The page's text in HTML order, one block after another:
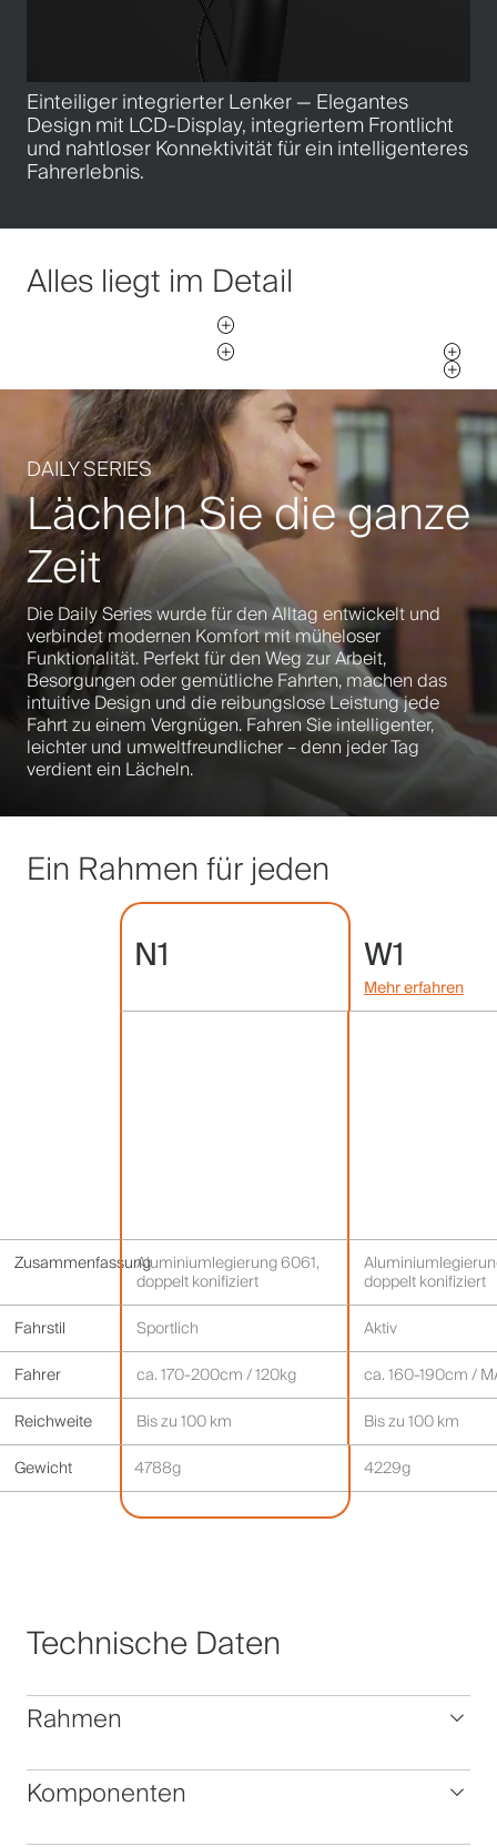
Einteiliger integrierter Lenker — Elegantes
Design mit LCD-Display, integriertem Frontlicht
und nahtloser Konnektivität für ein intelligenteres
Fahrerlebnis.
Alles liegt im Detail
DAILY SERIES
Lächeln Sie die ganze
Zeit
Die Daily Series wurde für den Alltag entwickelt und
verbindet modernen Komfort mit müheloser
Funktionalität. Perfekt für den Weg zur Arbeit,
Besorgungen oder gemütliche Fahrten, machen das
intuitive Design und die reibungslose Leistung jede
Fahrt zu einem Vergnügen. Fahren Sie intelligenter,
leichter und umweltfreundlicher – denn jeder Tag
verdient ein Lächeln.
Ein Rahmen für jeden
N1
W1
Mehr erfahren
ZusammenfassungAluminiumlegierung 6061,
doppelt konifiziert
doppelt konifiziert
Fahrstil
Sportlich
Aktiv
Fahrer
ca. 170-200cm / 120kg
ca. 160-190cm /
Reichweite
Bis zu 100 km
Bis zu 100 km
Gewicht
4788g 4229g
Technische Daten
Rahmen
Komponenten